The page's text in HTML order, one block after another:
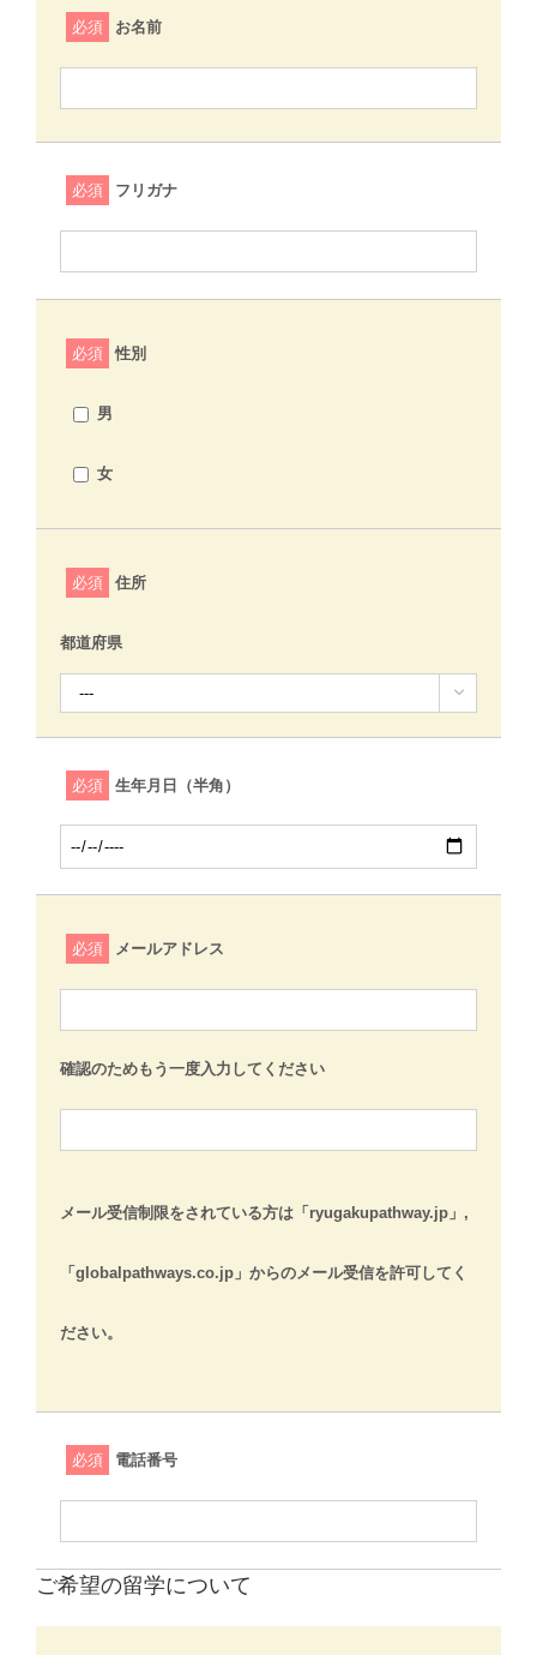
必須 お名前
必須 フリガナ
必須 性別
男
女
必須 住所
都道府県

必須 生年月日（半角）
必須 メールアドレス
確認のためもう一度入力してください
メール受信制限をされている方は「ryugakupathway.jp」,
「globalpathways.co.jp」からのメール受信を許可してく
ださい。
必須 電話番号
ご希望の留学について